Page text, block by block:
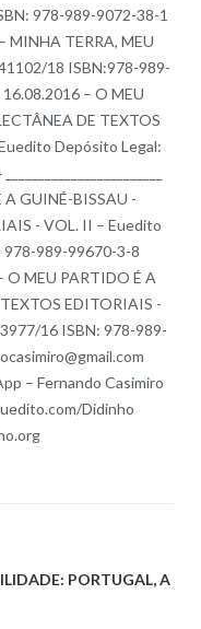
978-989-9072-38-1
– MINHA TERRA, MEU
18 ISBN:978-989-
16.08.2016 – O MEU
DE TEXTOS
Depósito Legal:
GUINÉ-BISSAU -
- VOL. II – Euedito
978-989-99670-3-8
– O MEU PARTIDO É A
EDITORIAIS -
16 ISBN: 978-989-
– Fernando Casimiro
Didinho
PORTUGAL, A